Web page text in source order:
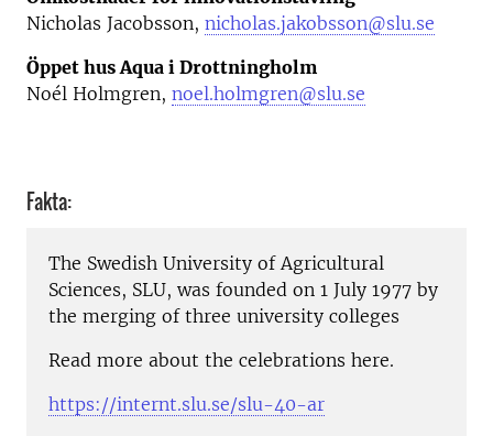
Nicholas Jacobsson, nicholas.jakobsson@slu.se
Öppet hus Aqua i Drottningholm
Noél Holmgren, noel.holmgren@slu.se
Fakta:
The Swedish University of Agricultural
Sciences, SLU, was founded on 1 July 1977 by
the merging of three university colleges
Read more about the celebrations here.
https://internt.slu.se/slu-40-ar